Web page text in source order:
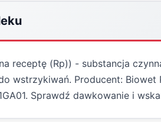
receptę (Rp)) - substancja
wstrzykiwań. Producent: Biowet
Sprawdź dawkowanie i